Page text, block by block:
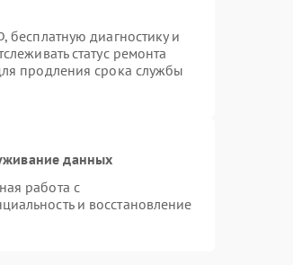
бесплатную диагностику и
статус ремонта
продления срока службы
данных
работа с
и восстановление